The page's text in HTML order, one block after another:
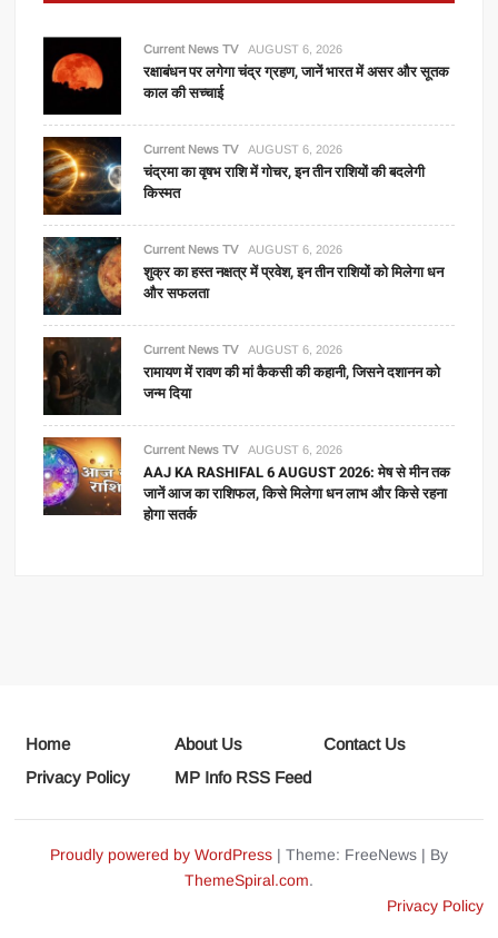
Current News TV AUGUST 6, 2026
रक्षाबंधन पर लगेगा चंद्र ग्रहण, जानें भारत में असर और सूतक
काल की सच्चाई
Current News TV AUGUST 6, 2026
चंद्रमा का वृषभ राशि में गोचर, इन तीन राशियों की बदलेगी
किस्मत
Current News TV AUGUST 6, 2026
शुक्र का हस्त नक्षत्र में प्रवेश, इन तीन राशियों को मिलेगा धन
और सफलता
Current News TV AUGUST 6, 2026
रामायण में रावण की मां कैकसी की कहानी, जिसने दशानन को
जन्म दिया
Current News TV AUGUST 6, 2026
AAJ KA RASHIFAL 6 AUGUST 2026: मेष से मीन तक
जानें आज का राशिफल, किसे मिलेगा धन लाभ और किसे रहना
होगा सतर्क
Home About Us
Contact Us
Privacy Policy
MP Info RSS Feed
Proudly powered by WordPress | Theme: FreeNews | By
ThemeSpiral.com.
Privacy Policy